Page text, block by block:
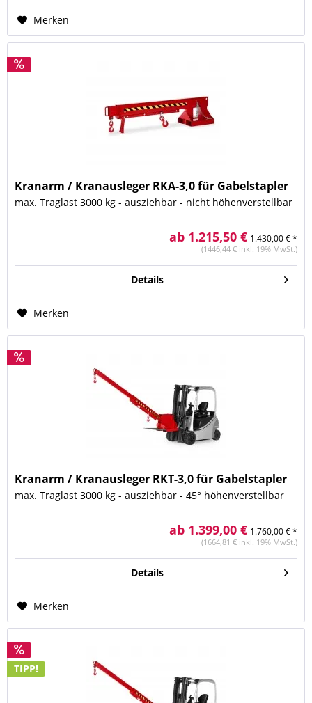
Merken
Kranarm / Kranausleger RKA-3,0 für Gabelstapler
max. Traglast 3000 kg - ausziehbar - nicht höhenverstellbar
ab 1.215,50 € 1.430,00 € *
(1446,44 € inkl. 19% MwSt.)
Details
Merken
Kranarm / Kranausleger RKT-3,0 für Gabelstapler
max. Traglast 3000 kg - ausziehbar - 45° höhenverstellbar
ab 1.399,00 € 1.760,00 € *
(1664,81 € inkl. 19% MwSt.)
Details
Merken
TIPP!